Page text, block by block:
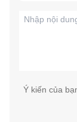
Ý kiến của